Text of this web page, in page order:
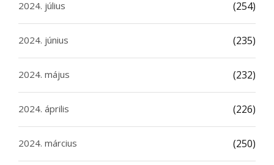
2024. július (254)
2024. június (235)
2024. május (232)
2024. április (226)
2024. március (250)